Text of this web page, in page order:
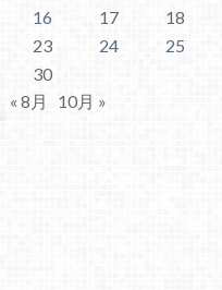
16
17 18
23
24 25
30
« 8月
10月 »